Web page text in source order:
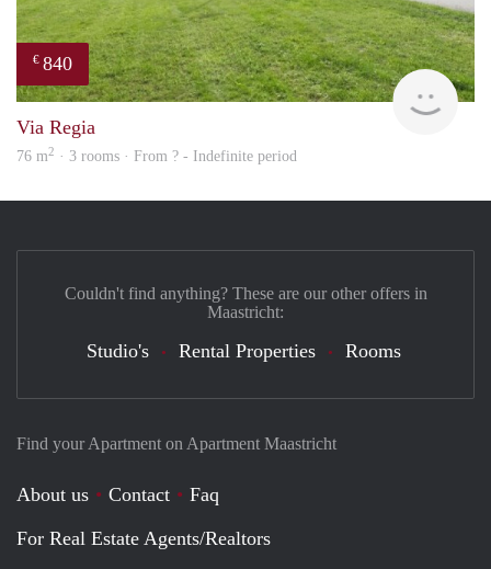
€ 840
rent
Via Regia
76 m2 · 3 rooms · From ? - Indefinite period
Find your Apartment on Apartment Maastricht
About us Contact
Faq
For Real Estate Agents/Realtors
Couldn't find anything? These are our other offers in
Maastricht:
Studio's Rental Properties Rooms